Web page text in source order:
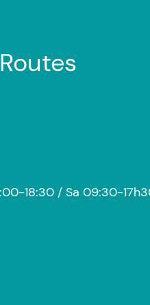
18:30 / Sa 09:30-